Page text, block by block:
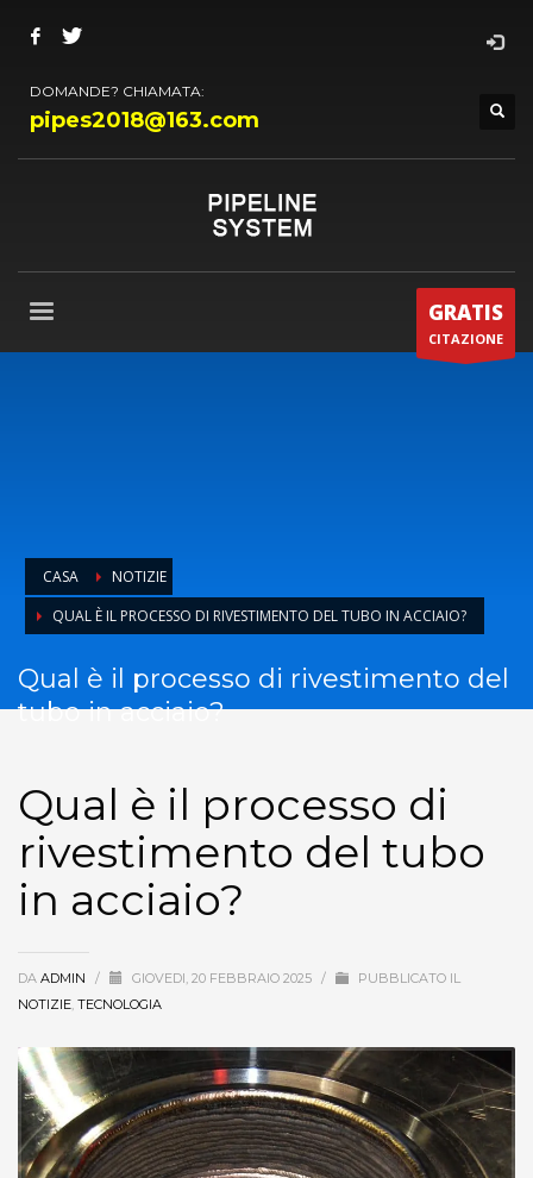
DOMANDE? CHIAMATA:
pipes2018@163.com
GRATIS
CITAZIONE
CASA
NOTIZIE
QUAL È IL PROCESSO DI RIVESTIMENTO DEL TUBO IN ACCIAIO?
Qual è il processo di rivestimento del
tubo in acciaio?
Qual è il processo di
rivestimento del tubo
in acciaio?
DA ADMIN / GIOVEDI, 20 FEBBRAIO 2025 /
PUBBLICATO IL
NOTIZIE, TECNOLOGIA